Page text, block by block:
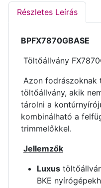
Részletes Leírás
BPFX7870GBASE
Töltőállvány
Azon fodrászoknak
töltőállvány, akik
tárolni a
kombinálható a
trimmelőkkel.
Jellemzők
Luxus
BKE